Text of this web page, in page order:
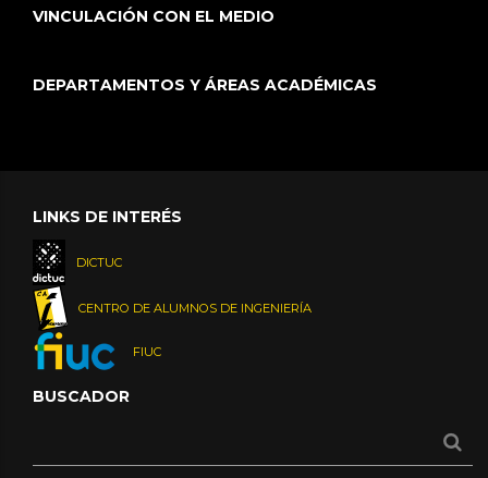
VINCULACIÓN CON EL MEDIO
DEPARTAMENTOS Y ÁREAS ACADÉMICAS
LINKS DE INTERÉS
DICTUC
CENTRO DE ALUMNOS DE INGENIERÍA
FIUC
BUSCADOR